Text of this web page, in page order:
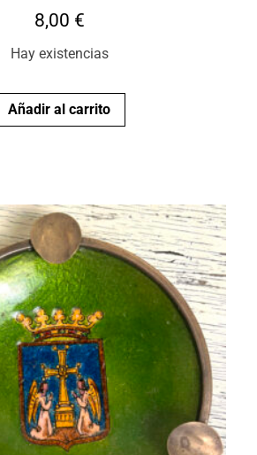
8,00 €
Hay existencias
Añadir al carrito